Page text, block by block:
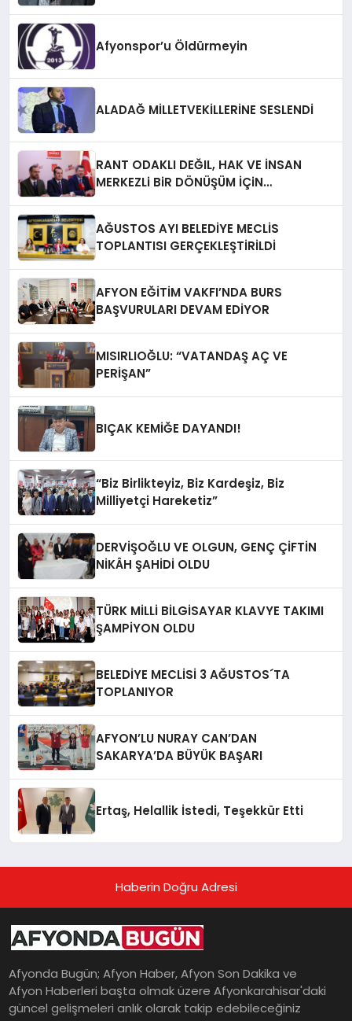
Afyonspor’u Öldürmeyin
ALADAĞ MİLLETVEKİLLERİNE SESLENDİ
RANT ODAKLI DEĞIL, HAK VE İNSAN
MERKEZLi BiR DÖNÜŞÜM İÇiN
AĞUSTOS AYI BELEDİYE MECLİS
TOPLANTISI GERÇEKLEŞTİRİLDİ
AFYON EĞİTİM VAKFI’NDA BURS
BAŞVURULARI DEVAM EDİYOR
MISIRLIOĞLU: “VATANDAŞ AÇ VE
PERİŞAN”
BIÇAK KEMİĞE DAYANDI!
“Biz Birlikteyiz, Biz Kardeşiz, Biz
Milliyetçi Hareketiz”
DERVİŞOĞLU VE OLGUN, GENÇ ÇİFTİN
NİKÂH ŞAHİDİ OLDU
TÜRK MİLLİ BİLGİSAYAR KLAVYE TAKIMI
ŞAMPİYON OLDU
BELEDİYE MECLİSİ 3 AĞUSTOS´TA
TOPLANIYOR
AFYON’LU NURAY CAN’DAN
SAKARYA’DA BÜYÜK BAŞARI
Ertaş, Helallik İstedi, Teşekkür Etti
Haberin Doğru Adresi
Afyonda Bugün; Afyon Haber, Afyon Son Dakika ve
Afyon Haberleri başta olmak üzere Afyonkarahisar'daki
güncel gelişmeleri anlık olarak takip edebileceğiniz